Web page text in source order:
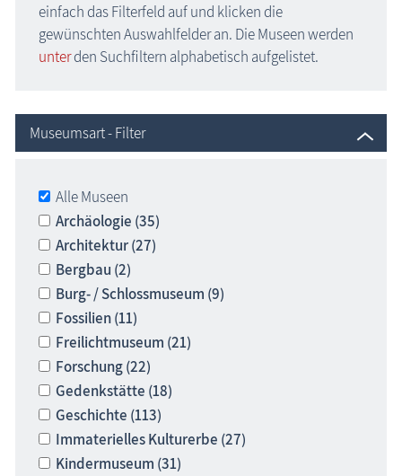
Leuchttürme
Museen
Insel Hiddensee
Insel Rügen
Rostock / Güstrow
Schwerin / Ludwigslust - Parchim
Vorpommern-Greifswald
Insel Usedom
ehemalige Museen
Naturzentren, Nationalparks
Parkanlagen & Gärten
Schlösser & Burgen
einfach das Filterfeld auf und klicken die
gewünschten Auswahlfelder an. Die Museen werden
unterden Suchfiltern alphabetisch aufgelistet.
Museumsart - Filter
Alle Museen
Archäologie (35)
Architektur (27)
Bergbau (2)
Burg- / Schlossmuseum (9)
Fossilien (11)
Freilichtmuseum (21)
Forschung (22)
Gedenkstätte (18)
Geschichte (113)
Immaterielles Kulturerbe (27)
Kindermuseum (31)